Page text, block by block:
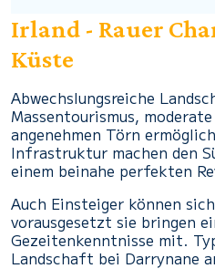
Irland - Rauer
Küste
Abwechslungsreiche
Massentourismus,
angenehmen Törn
Infrastruktur machen den
einem beinahe perfekten
Auch Einsteiger können
vorausgesetzt sie bringen
Gezeitenkenntnisse mit.
Landschaft bei Darrynane